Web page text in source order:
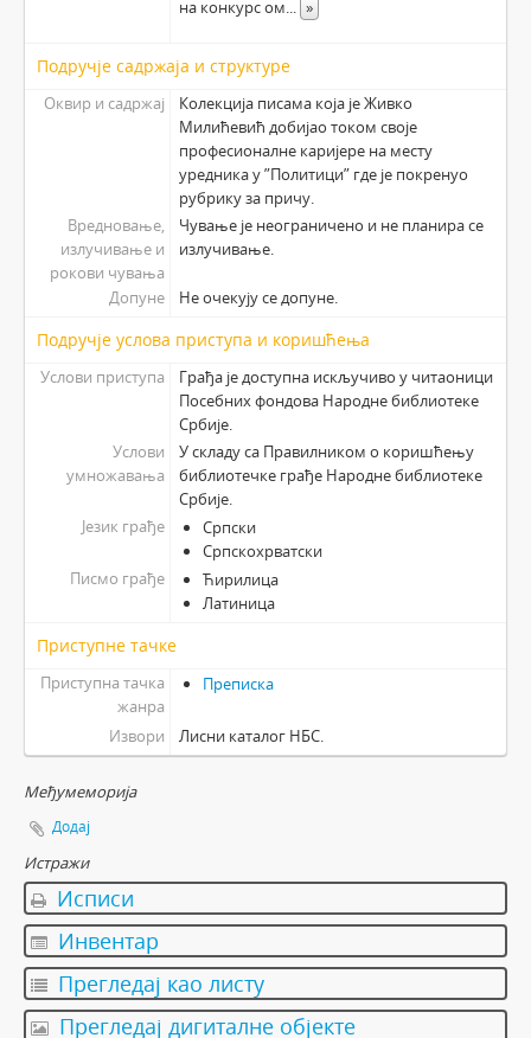
на конкурс ом... »
Подручје садржаја и структуре
Оквир и садржај
Колекција писама која је Живко
Милићевић добијао током своје
професионалне каријере на месту
уредника у ”Политици” где је покренуо
рубрику за причу.
Вредновање,
излучивање и
рокови чувања
Чување је неограничено и не планира се
излучивање.
Допуне Не очекују се допуне.
Подручје услова приступа и коришћења
Услови приступа
Грађа је доступна искључиво у читаоници
Посебних фондова Народне библиотеке
Србије.
Услови
умножавања
У складу са Правилником о коришћењу
библиотечке грађе Народне библиотеке
Србије.
Језик грађе
Српски
Српскохрватски
Писмо грађе
Ћирилица
Латиница
Приступне тачке
Приступна тачка
жанра
Преписка
Извори Лисни каталог НБС.
Међумеморија
Додај
Истражи
Исписи
Инвентар
Прегледај као листу
Прегледај дигиталне објекте